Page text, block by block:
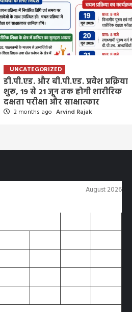
UNCATEGORIZED
डी.पी.एड. और बी.पी.एड. प्रवेश प्रक्रिया
शुरू, 19 से 21 जून तक होगी शारीरिक
दक्षता परीक्षा और साक्षात्कार
2 months ago Arvind Rajak
August 2026